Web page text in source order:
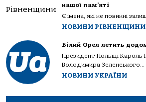
нашої пам’яті
Є імена, які не повинні
НОВИНИ РІВНЕНЩИНИ
Білий Орел летить
Президент Польщі Кароль
Володимира Зеленського...
НОВИНИ УКРАЇНИ